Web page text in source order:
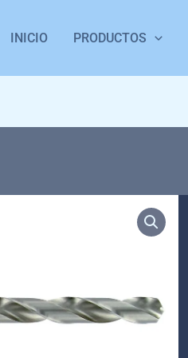
INICIO PRODUCTOS